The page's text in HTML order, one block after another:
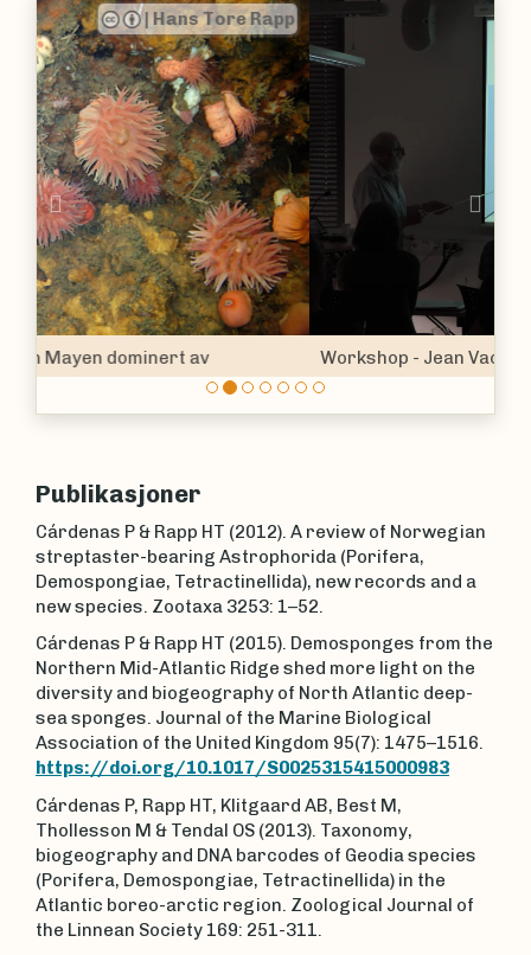
Ingrid Salvesen
Workshop - Jean Vacelet foreleser om kjøttetende
svamper
Previous
Publikasjoner
Cárdenas P & Rapp HT (2012). A review of Norwegian
streptaster-bearing Astrophorida (Porifera,
Demospongiae, Tetractinellida), new records and a
new species. Zootaxa 3253: 1–52.
Cárdenas P & Rapp HT (2015). Demosponges from the
Northern Mid-Atlantic Ridge shed more light on the
diversity and biogeography of North Atlantic deep-
sea sponges. Journal of the Marine Biological
Association of the United Kingdom 95(7): 1475–1516.
https://doi.org/10.1017/S0025315415000983
Cárdenas P, Rapp HT, Klitgaard AB, Best M,
Thollesson M & Tendal OS (2013). Taxonomy,
biogeography and DNA barcodes of Geodia species
(Porifera, Demospongiae, Tetractinellida) in the
Atlantic boreo-arctic region. Zoological Journal of
the Linnean Society 169: 251-311.